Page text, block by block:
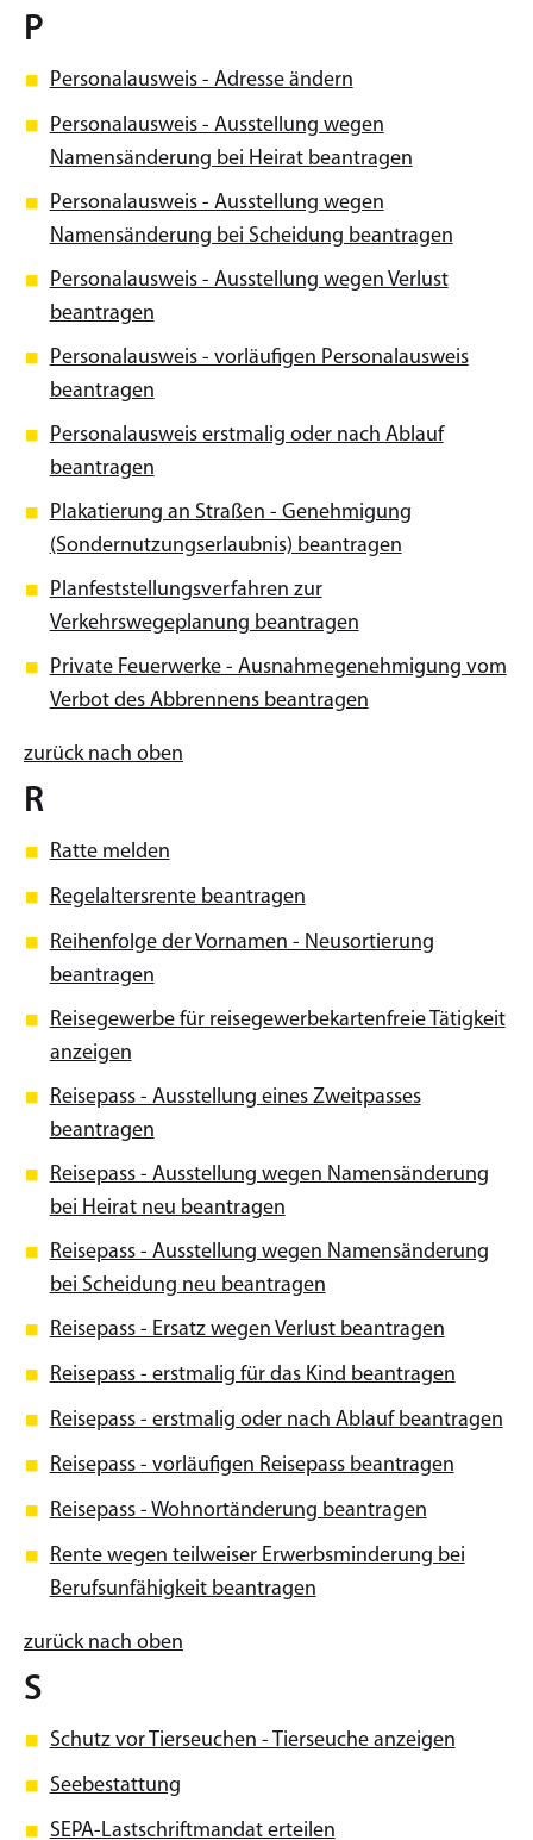
P
Personalausweis - Adresse ändern
Personalausweis - Ausstellung wegen
Namensänderung bei Heirat beantragen
Personalausweis - Ausstellung wegen
Namensänderung bei Scheidung beantragen
Personalausweis - Ausstellung wegen Verlust
beantragen
Personalausweis - vorläufigen Personalausweis
beantragen
Personalausweis erstmalig oder nach Ablauf
beantragen
Plakatierung an Straßen - Genehmigung
(Sondernutzungserlaubnis) beantragen
Planfeststellungsverfahren zur
Verkehrswegeplanung beantragen
Private Feuerwerke - Ausnahmegenehmigung vom
Verbot des Abbrennens beantragen
zurück nach oben
R
Ratte melden
Regelaltersrente beantragen
Reihenfolge der Vornamen - Neusortierung
beantragen
Reisegewerbe für reisegewerbekartenfreie Tätigkeit
anzeigen
Reisepass - Ausstellung eines Zweitpasses
beantragen
Reisepass - Ausstellung wegen Namensänderung
bei Heirat neu beantragen
Reisepass - Ausstellung wegen Namensänderung
bei Scheidung neu beantragen
Reisepass - Ersatz wegen Verlust beantragen
Reisepass - erstmalig für das Kind beantragen
Reisepass - erstmalig oder nach Ablauf beantragen
Reisepass - vorläufigen Reisepass beantragen
Reisepass - Wohnortänderung beantragen
Rente wegen teilweiser Erwerbsminderung bei
Berufsunfähigkeit beantragen
zurück nach oben
S
Schutz vor Tierseuchen - Tierseuche anzeigen
Seebestattung
SEPA-Lastschriftmandat erteilen